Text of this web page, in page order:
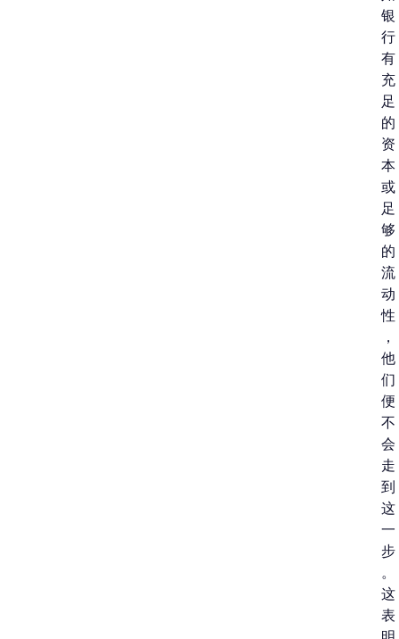
银
行
有
充
足
的
资
本
或
足
够
的
流
动
性
，
他
们
便
不
会
走
到
这
一
步
。
这
表